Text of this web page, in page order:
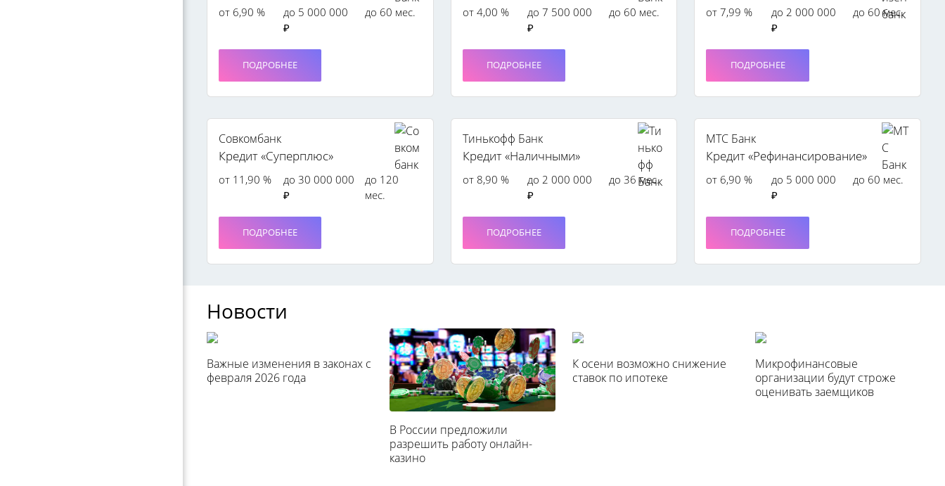
от 6,90 %
до 5 000 000
₽
до 60 мес.
ПОДРОБНЕЕ
от 4,00 %
до 7 500 000
₽
до 60 мес.
ПОДРОБНЕЕ
от 7,99 %
до 2 000 000
₽
до 60 мес.
ПОДРОБНЕЕ
Совкомбанк
Кредит «Суперплюс»
от 11,90 %
до 30 000 000
₽
до 120
мес.
ПОДРОБНЕЕ
Тинькофф Банк
Кредит «Наличными»
от 8,90 %
до 2 000 000
₽
до 36 мес.
ПОДРОБНЕЕ
МТС Банк
Кредит «Рефинансирование»
от 6,90 %
до 5 000 000
₽
до 60 мес.
ПОДРОБНЕЕ
Новости
Важные изменения в законах с
февраля 2026 года
В России предложили
разрешить работу онлайн-
казино
К осени возможно снижение
ставок по ипотеке
Микрофинансовые
организации будут строже
оценивать заемщиков